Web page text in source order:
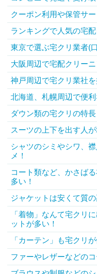
クーポン利用や保管サ
ランキングで人気の宅
東京で選ぶ宅クリ業者(
大阪周辺で宅配クリー
神戸周辺で宅クリ業社を
北海道、札幌周辺で便
ダウン類の宅クリの特
スーツの上下を出す人が
シャツのシミやシワ、
メ！
コート類など、かさば
多い！
ジャケットは安くて質
「着物」なんて宅クリ
ットが多い！
「カーテン」も宅クリ
ファーやレザーなどの